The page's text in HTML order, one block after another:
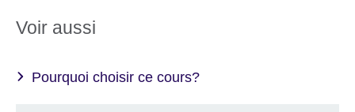
Voir aussi
Pourquoi choisir ce cours?